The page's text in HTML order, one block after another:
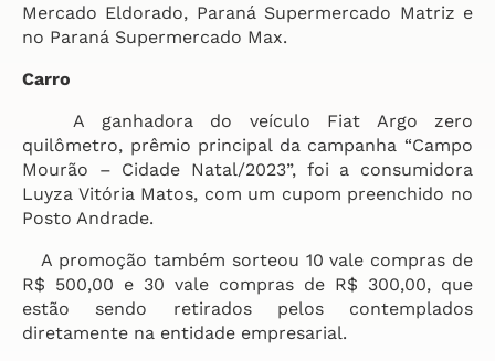
Mercado Eldorado, Paraná Supermercado Matriz e
no Paraná Supermercado Max.
Carro
A ganhadora do veículo Fiat Argo zero
quilômetro, prêmio principal da campanha “Campo
Mourão – Cidade Natal/2023”, foi a consumidora
Luyza Vitória Matos, com um cupom preenchido no
Posto Andrade.
A promoção também sorteou 10 vale compras de
R$ 500,00 e 30 vale compras de R$ 300,00, que
estão sendo retirados pelos contemplados
diretamente na entidade empresarial.